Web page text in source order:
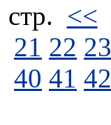
стp. <<
21 22 23
40 41 42